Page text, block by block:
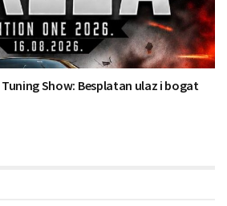
Show: Besplatan ulaz i bogat